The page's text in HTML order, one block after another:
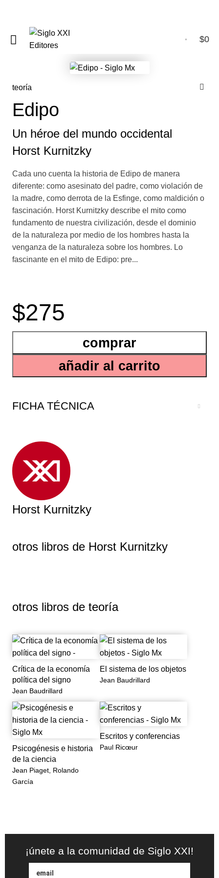
0 $0
teoría
Edipo
Un héroe del mundo occidental
Horst Kurnitzky
Cada uno cuenta la historia de Edipo de manera
diferente: como asesinato del padre, como violación de
la madre, como derrota de la Esfinge, como maldición o
fascinación. Horst Kurnitzky describe el mito como
fundamento de nuestra civilización, desde el dominio
de la naturaleza por medio de los hombres hasta la
venganza de la naturaleza sobre los hombres. Lo
fascinante en el mito de Edipo: pre...
dinero. Una contribución a la teoría de la femineidad.
$275
añadir al carrito
comprar
FICHA TÉCNICA
Horst Kurnitzky
otros libros de Horst Kurnitzky
otros libros de teoría
Crítica de la economía
política del signo
Jean Baudrillard
El sistema de los objetos
Jean Baudrillard
Psicogénesis e historia
de la ciencia
Jean Piaget, Rolando
García
Escritos y conferencias
Paul Ricœur
¡únete a la comunidad de Siglo XXI!